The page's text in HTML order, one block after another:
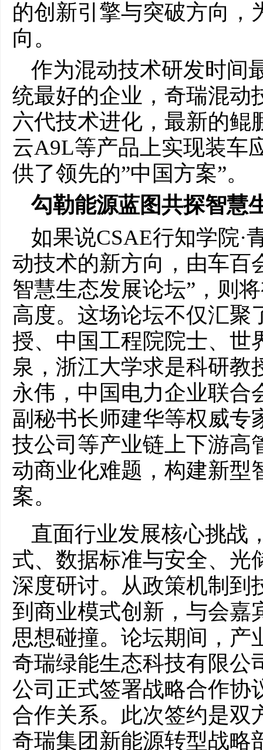
的创新引擎与突破方向，
向。
作为混动技术研发时间
统最好的企业，奇瑞混动
六代技术进化，最新的鲲
云A9L等产品上实现装车
供了领先的”中国方案”。
勾勒能源蓝图共探智慧
如果说CSAE行知学院·
动技术的新方向，由车百
智慧生态发展论坛”，则
高度。这场论坛不仅汇聚
授、中国工程院院士、世
泉，浙江大学求是科研教
永伟，中国电力企业联合
副秘书长师建华等权威专
技公司等产业链上下游高
动商业化难题，构建新型
案。
直面行业发展核心挑战
式、数据标准与安全、光
深度研讨。从政策机制到
到商业模式创新，与会嘉
思想碰撞。论坛期间，产
奇瑞绿能生态科技有限公
公司正式签署战略合作协
合作关系。此次签约是双
奇瑞集团新能源转型战略